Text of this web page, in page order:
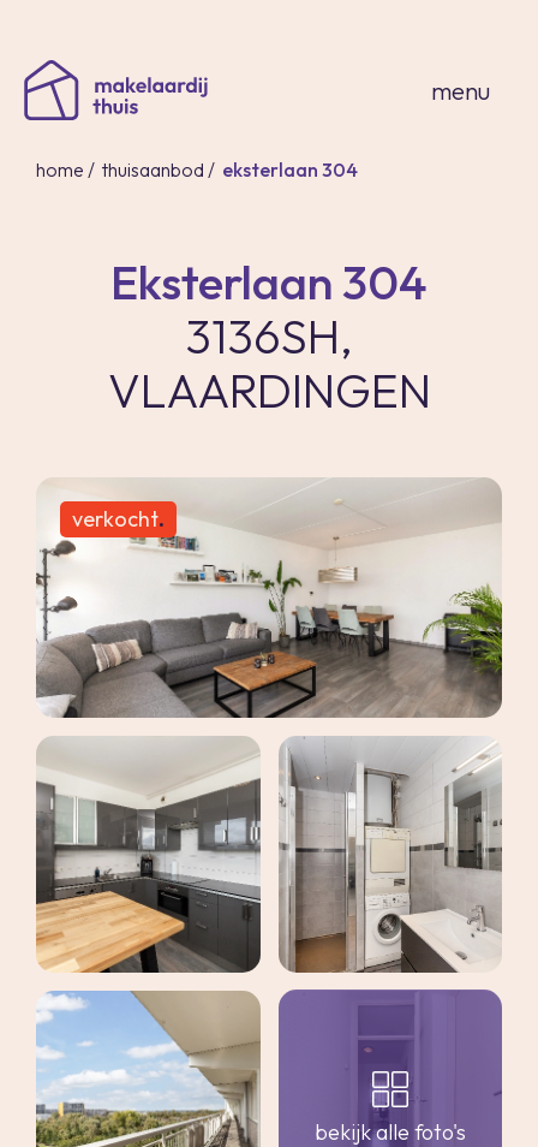
menu
sluiten
home
thuisaanbod
over ons
contact
inloggen
maak een afspraak
home / thuisaanbod / eksterlaan 304
Eksterlaan 304
3136SH,
VLAARDINGEN
verkocht.
bekijk alle foto's